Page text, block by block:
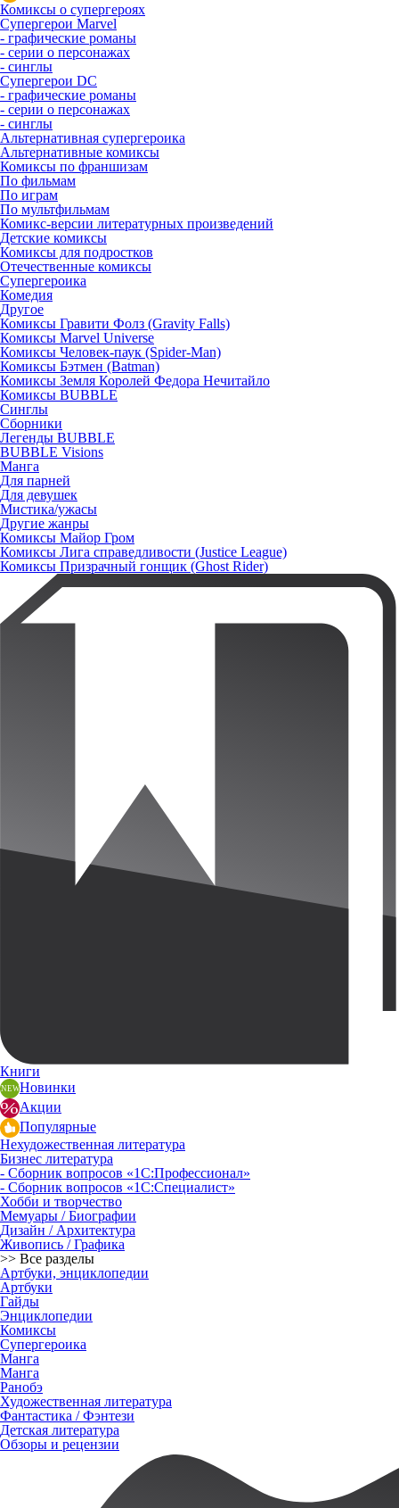
Комиксы о супергероях
Супергерои Marvel
- графические романы
- серии о персонажах
- синглы
Супергерои DC
- графические романы
- серии о персонажах
- синглы
Альтернативная супергероика
Альтернативные комиксы
Комиксы по франшизам
По фильмам
По играм
По мультфильмам
Комикс-версии литературных произведений
Детские комиксы
Комиксы для подростков
Отечественные комиксы
Супергероика
Комедия
Другое
Комиксы Гравити Фолз (Gravity Falls)
Комиксы Marvel Universe
Комиксы Человек-паук (Spider-Man)
Комиксы Бэтмен (Batman)
Комиксы Земля Королей Федора Нечитайло
Комиксы BUBBLE
Синглы
Сборники
Легенды BUBBLE
BUBBLE Visions
Манга
Для парней
Для девушек
Мистика/ужасы
Другие жанры
Комиксы Майор Гром
Комиксы Лига справедливости (Justice League)
Комиксы Призрачный гонщик (Ghost Rider)
Книги
Новинки
Акции
Популярные
Нехудожественная литература
Бизнес литература
- Сборник вопросов «1С:Профессионал»
- Сборник вопросов «1С:Специалист»
Хобби и творчество
Мемуары / Биографии
Дизайн / Архитектура
Живопись / Графика
>> Все разделы
Артбуки, энциклопедии
Артбуки
Гайды
Энциклопедии
Комиксы
Супергероика
Манга
Манга
Ранобэ
Художественная литература
Фантастика / Фэнтези
Детская литература
Обзоры и рецензии